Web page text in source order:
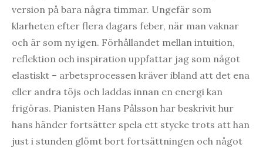
version på bara några timmar. Ungefär som
klarheten efter flera dagars feber, när man vaknar
och är som ny igen. Förhållandet mellan intuition,
reflektion och inspiration uppfattar jag som något
elastiskt – arbetsprocessen kräver ibland att det ena
eller andra töjs och laddas innan en energi kan
frigöras. Pianisten Hans Pålsson har beskrivit hur
hans händer fortsätter spela ett stycke trots att han
just i stunden glömt bort fortsättningen och något